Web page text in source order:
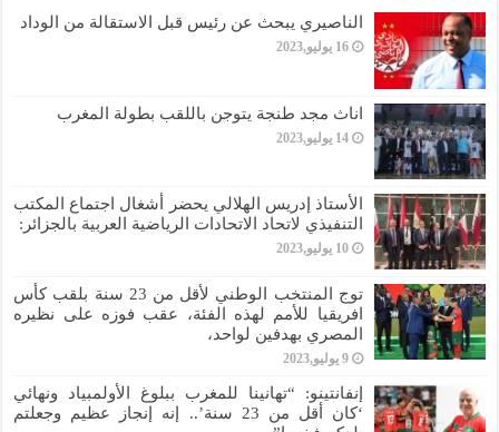
الناصيري يبحث عن رئيس قبل الاستقالة من الوداد
16 يوليو,2023
اناث مجد طنجة يتوجن باللقب بطولة المغرب
14 يوليو,2023
الأستاذ إدريس الهلالي يحضر أشغال اجتماع المكتب
التنفيذي لاتحاد الاتحادات الرياضية العربية بالجزائر:
10 يوليو,2023
توج المنتخب الوطني لأقل من 23 سنة بلقب كأس
افريقيا للأمم لهذه الفئة، عقب فوزه على نظيره
المصري بهدفين لواحد،
9 يوليو,2023
إنفانتينو: “تهانينا للمغرب ببلوغ الأولمبياد ونهائي
‘كان أقل من 23 سنة’.. إنه إنجاز عظيم وجعلتم